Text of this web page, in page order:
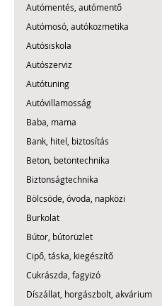
Autómentés, autómentő
Autómosó, autókozmetika
Autósiskola
Autószerviz
Autótuning
Autóvillamosság
Baba, mama
Bank, hitel, biztosítás
Beton, betontechnika
Biztonságtechnika
Bölcsöde, óvoda, napközi
Burkolat
Bútor, bútorüzlet
Cipő, táska, kiegészítő
Cukrászda, fagyizó
Díszállat, horgászbolt, akvárium